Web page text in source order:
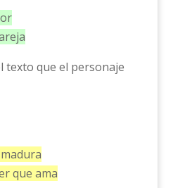
texto que el personaje
que ama